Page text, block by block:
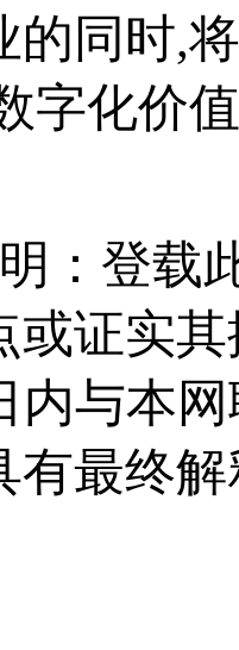
的同时,
字化价
：登载
或证实
内与本
有最终